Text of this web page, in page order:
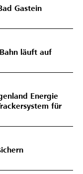
Gastein
läuft auf
Energie
für